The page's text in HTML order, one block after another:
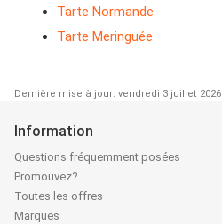
Tarte Normande
Tarte Meringuée
Dernière mise à jour: vendredi 3 juillet 2026
Information
Questions fréquemment posées
Promouvez?
Toutes les offres
Marques